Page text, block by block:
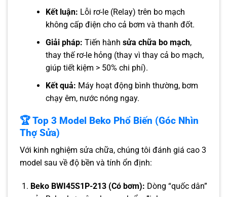
Kết luận: Lỗi rơ-le (Relay) trên bo mạch
không cấp điện cho cả bơm và thanh đốt.
Giải pháp: Tiến hành sửa chữa bo mạch,
thay thế rơ-le hỏng (thay vì thay cả bo mạch,
giúp tiết kiệm > 50% chi phí).
Kết quả: Máy hoạt động bình thường, bơm
chạy êm, nước nóng ngay.
🏆 Top 3 Model Beko Phổ Biến (Góc Nhìn
Thợ Sửa)
Với kinh nghiệm sửa chữa, chúng tôi đánh giá cao 3
model sau về độ bền và tính ổn định:
Beko BWI45S1P-213 (Có bơm): Dòng “quốc dân”